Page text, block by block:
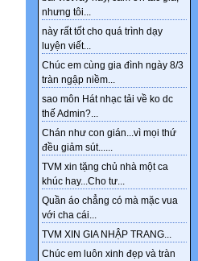
nhưng tôi...
này rất tốt cho quá trình dạy
luyện viết...
Chúc em cùng gia đình ngày 8/3
tràn ngập niềm...
sao môn Hát nhạc tải về ko dc
thế Admin?...
Chán như con gián...vì mọi thứ
đều giảm sút......
TVM xin tặng chủ nhà một ca
khúc hay...Cho tư...
Quần áo chẳng có mà mặc vua
với cha cái...
TVM XIN GIA NHẬP TRANG...
Chúc em luôn xinh đẹp và tràn